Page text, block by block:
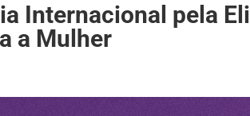
Internacional pela
a Mulher